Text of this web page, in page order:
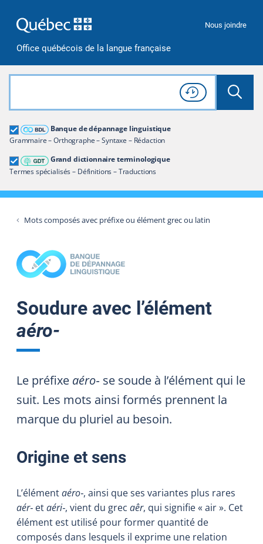
Office québécois de la langue française
Nous joindre
Rechercher dans tout le site
Lancer
Consulter l'
Historique
de recherche
Banque de dépannage linguistique
Grammaire – Orthographe – Syntaxe – Rédaction
Grand dictionnaire terminologique
Termes spécialisés – Définitions – Traductions
Grand dictionnaire terminologique
Restreindre aux termes
Mots composés avec préfixe ou élément grec ou latin
Soudure avec l’élément
aéro‑
Le préfixe aéro‑ se soude à l’élément qui le
suit. Les mots ainsi formés prennent la
marque du pluriel au besoin.
Origine et sens
L’élémentaéro‑, ainsi que ses variantes plus rares
aér‑ etaéri‑, vient du grec aêr, qui signifie « air ». Cet
élément est utilisé pour former quantité de
composés dans lesquels il exprime une relation